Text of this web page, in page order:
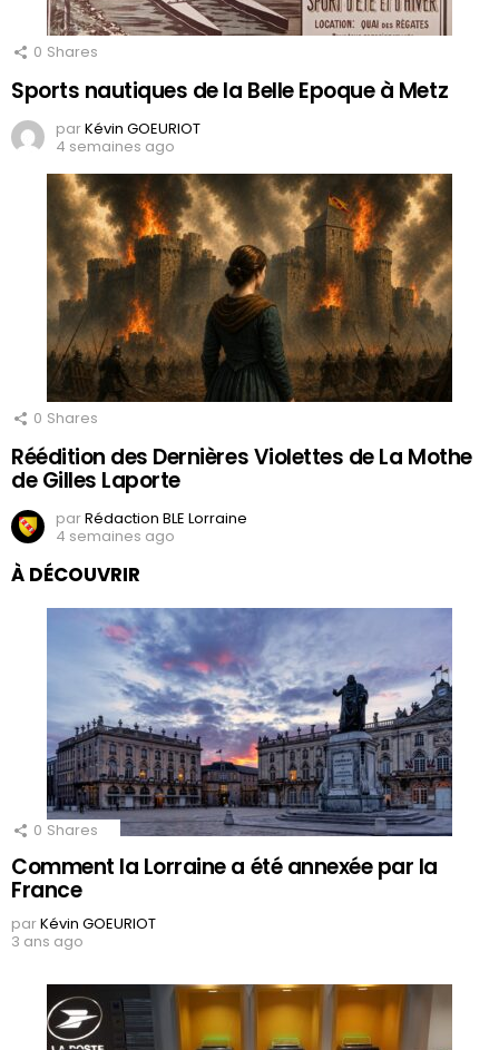
0 Shares
Sports nautiques de la Belle Epoque à Metz
parKévin GOEURIOT
4 semaines ago
0 Shares
Réédition des Dernières Violettes de La Mothe
de Gilles Laporte
parRédaction BLE Lorraine
4 semaines ago
À DÉCOUVRIR
0 Shares
Comment la Lorraine a été annexée par la
France
parKévin GOEURIOT
3 ans ago